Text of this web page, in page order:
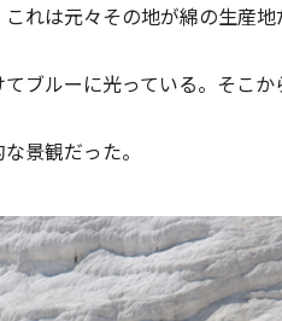
れは元々その地が綿の生産
ブルーに光っている。そこ
景観だった。